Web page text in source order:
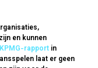
en kunnen
KPMG-rapport in
laat er geen